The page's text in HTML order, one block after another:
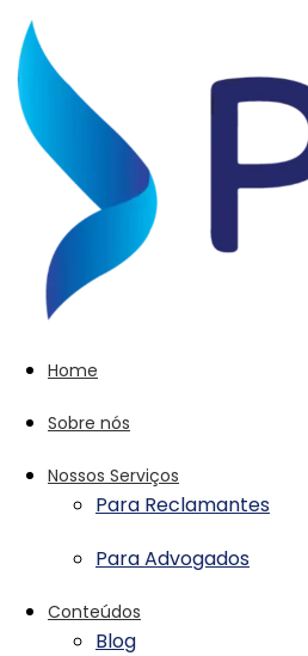
Home
Sobre nós
Nossos Serviços
Para Reclamantes
Para Advogados
Conteúdos
Blog